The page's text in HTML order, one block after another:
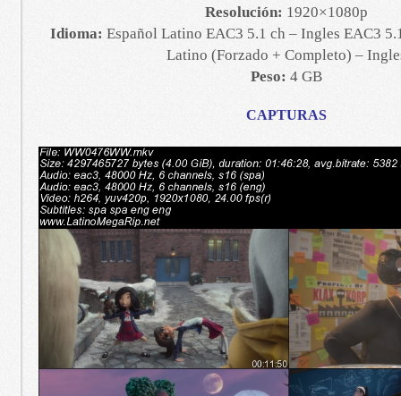
Resolución: 1920×1080p
Idioma: Español Latino EAC3 5.1 ch – Ingles EAC3
Latino (Forzado + Completo) –
Peso: 4 GB
CAPTURAS